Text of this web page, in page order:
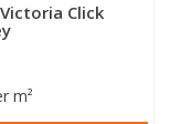
Click
m²